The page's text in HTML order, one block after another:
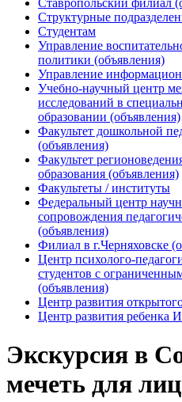
Ставропольский филиал
Структурные
Студентам
Управление
политики (объявления)
Управление
Учебно-научный центр
исследований в
образовании (объявления)
Факультет дошкольной
(объявления)
Факультет
образования (объявления)
Факультеты / институты
Федеральный центр
сопровождения
(объявления)
Филиал в г.Черняховске
Центр психолого-
студентов с
(объявления)
Центр развития
Центр развития ребенка
Экскурсия в
мечеть для